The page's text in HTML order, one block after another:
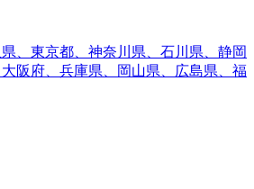
、東京都、神奈川県、石川県、静岡
阪府、兵庫県、岡山県、広島県、福